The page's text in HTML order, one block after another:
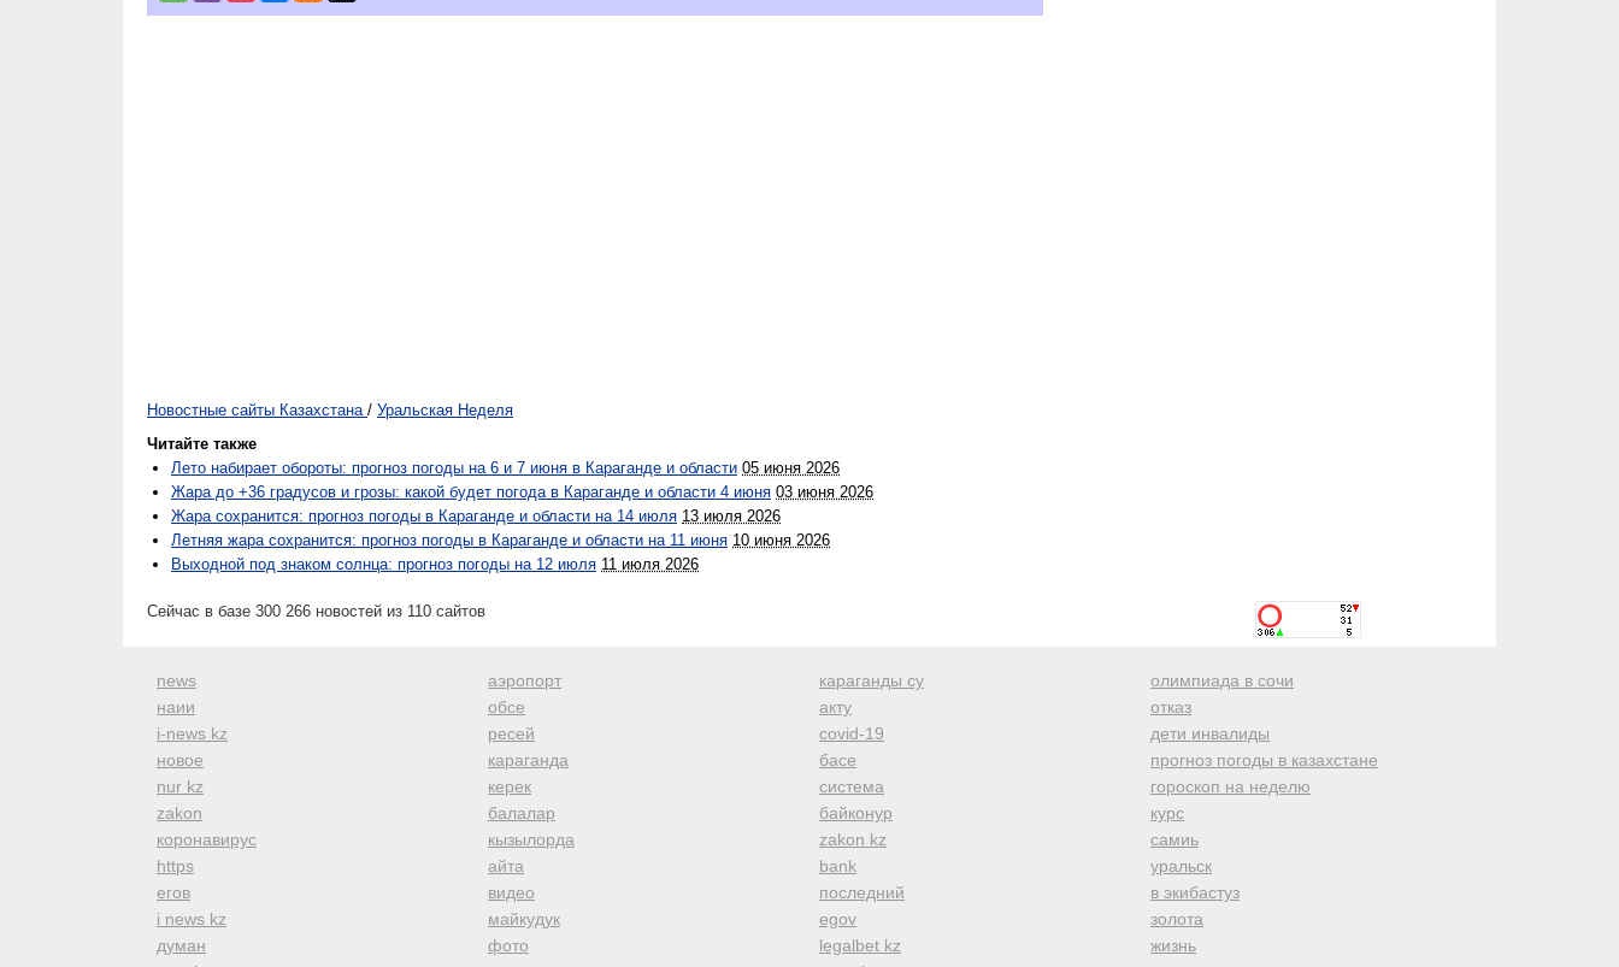
Новостные сайты Казахстана / Уральская Неделя
Читайте также
Лето набирает обороты: прогноз погоды на 6 и 7 июня в Караганде и области 05 июня 2026
Жара до +36 градусов и грозы: какой будет погода в Караганде и области 4 июня 03 июня 2026
Жара сохранится: прогноз погоды в Караганде и области на 14 июля 13 июля 2026
Летняя жара сохранится: прогноз погоды в Караганде и области на 11 июня 10 июня 2026
Выходной под знаком солнца: прогноз погоды на 12 июля 11 июля 2026
Сейчас в базе 300 266 новостей из 110 сайтов
news
наии
i-news kz
новое
nur kz
zakon
коронавирус
https
егов
i news kz
думан
аэропорт
обсе
ресей
караганда
керек
балалар
кызылорда
айта
видео
майкудук
фото
караганды су
акту
covid-19
басе
система
байконур
zakon kz
bank
последний
egov
legalbet kz
олимпиада в сочи
отказ
дети инвалиды
прогноз погоды в казахстане
гороскоп на неделю
курс
самиь
уральск
в экибастуз
золота
жизнь